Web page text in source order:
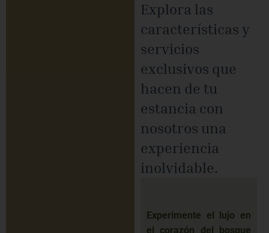
Explora las
características y
servicios
exclusivos que
hacen de tu
estancia con
nosotros una
experiencia
inolvidable.
Experimente el lujo en
el corazón del bosque